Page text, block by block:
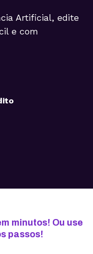
Artificial, edite
e com
minutos! Ou use
passos!